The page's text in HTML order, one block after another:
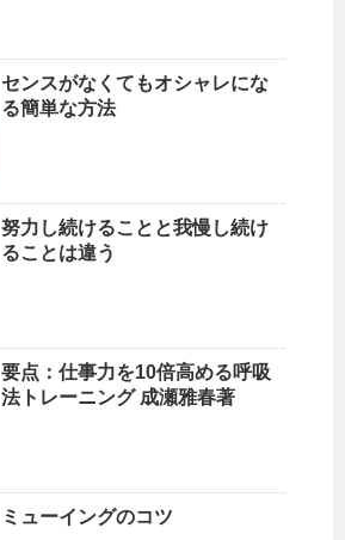
センスがなくてもオシャレにな
る簡単な方法
努力し続けることと我慢し続け
ることは違う
要点：仕事力を10倍高める呼吸
法トレーニング 成瀬雅春著
ミューイングのコツ